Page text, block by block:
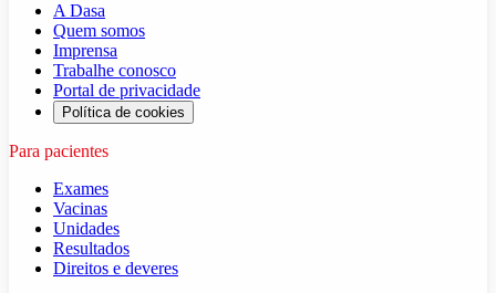
A Dasa
Quem somos
Imprensa
Trabalhe conosco
Portal de privacidade
Política de cookies
Para pacientes
Exames
Vacinas
Unidades
Resultados
Direitos e deveres